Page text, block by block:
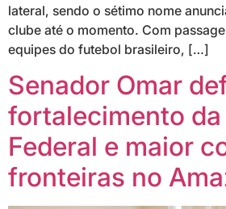
lateral, sendo o sétimo nome
clube até o momento. Com
equipes do futebol brasileiro, […]
Senador Omar
fortalecimento da
Federal e maior
fronteiras no